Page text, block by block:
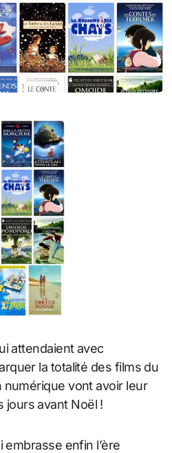
attendaient avec
la totalité des films du
numérique vont avoir leur
avant Noël !
embrasse enfin l’ère